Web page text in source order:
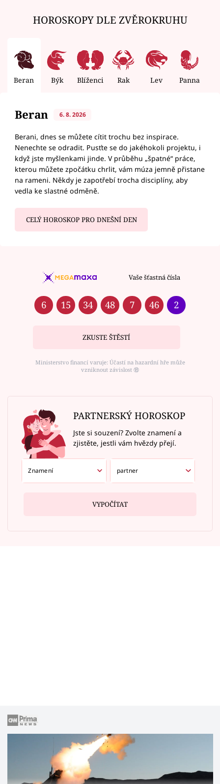
HOROSKOPY DLE ZVĚROKRUHU
Beran Býk Blíženci Rak Lev Panna
Beran 6. 8. 2026
Berani, dnes se můžete cítit trochu bez inspirace.
Nenechte se odradit. Pusťte se do jakéhokoli projektu, i
když jste myšlenkami jinde. V průběhu „špatné“ práce,
kterou můžete zpočátku chrlit, vám múza jemně přistane
na rameni. Někdy je zapotřebí trocha disciplíny, aby
vedla ke slastné odměně.
CELÝ HOROSKOP PRO DNEŠNÍ DEN
Vaše šťastná čísla
6 15 34 48 7 46 2
ZKUSTE ŠTĚSTÍ
Ministerstvo financí varuje: Účastí na hazardní hře může
vzniknout závislost ⑱
PARTNERSKÝ HOROSKOP
Jste si souzení? Zvolte znamení a
zjistěte, jestli vám hvězdy přejí.
VYPOČÍTAT